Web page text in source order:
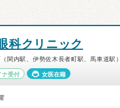
科クリニック
関内駅、伊勢佐木長者町駅、馬車道駅）
ナ受付 女医在籍